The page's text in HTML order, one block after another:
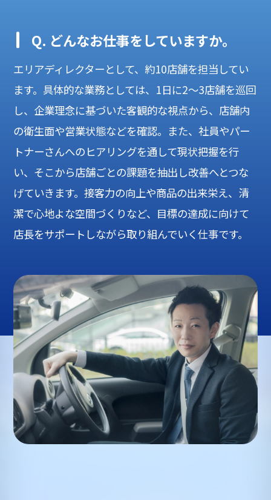
Q. どんなお仕事をしていますか。
エリアディレクターとして、約10店舗を担当してい
ます。具体的な業務としては、1日に2～3店舗を巡回
し、企業理念に基づいた客観的な視点から、店舗内
の衛生面や営業状態などを確認。また、社員やパー
トナーさんへのヒアリングを通して現状把握を行
い、そこから店舗ごとの課題を抽出し改善へとつな
げていきます。接客力の向上や商品の出来栄え、清
潔で心地よな空間づくりなど、目標の達成に向けて
店長をサポートしながら取り組んでいく仕事です。